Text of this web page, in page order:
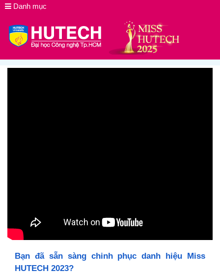
Danh mục
Bạn đã sẵn sàng chinh phục danh hiệu Miss
HUTECH 2023?